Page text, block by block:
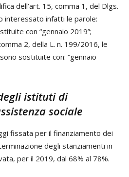
dell’art. 15, comma 1, del Dlgs.
interessato infatti le parole:
con “gennaio 2019”;
2, della L. n. 199/2016, le
sostituite con: “gennaio
istituti di
sociale
fissata per il finanziamento dei
degli stanziamenti in
per il 2019, dal 68% al 78%.